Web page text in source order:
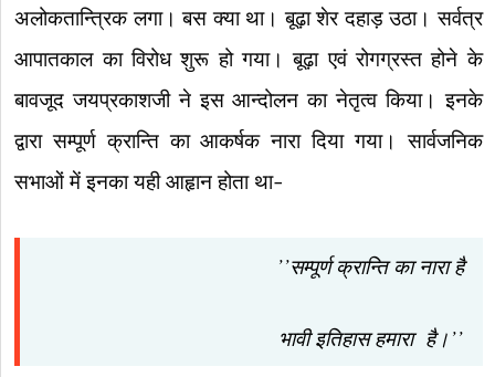
अलोकतान्त्रिक लगा। बस क्या था। बूढ़ा शेर दहाड़ उठा। सर्वत्र
आपातकाल का विरोध शुरू हो गया। बूढ़ा एवं रोगग्रस्त होने के
बावजूद जयप्रकाशजी ने इस आन्दोलन का नेतृत्व किया। इनके
द्वारा सम्पूर्ण क्रान्ति का आकर्षक नारा दिया गया। सार्वजनिक
सभाओं में इनका यही आहृान होता था-
’’सम्पूर्ण क्रान्ति का नारा है
भावी इतिहास हमारा है।’’